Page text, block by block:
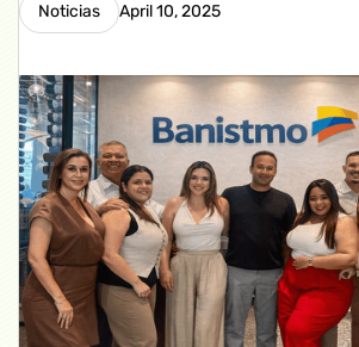
Noticias April 10, 2025